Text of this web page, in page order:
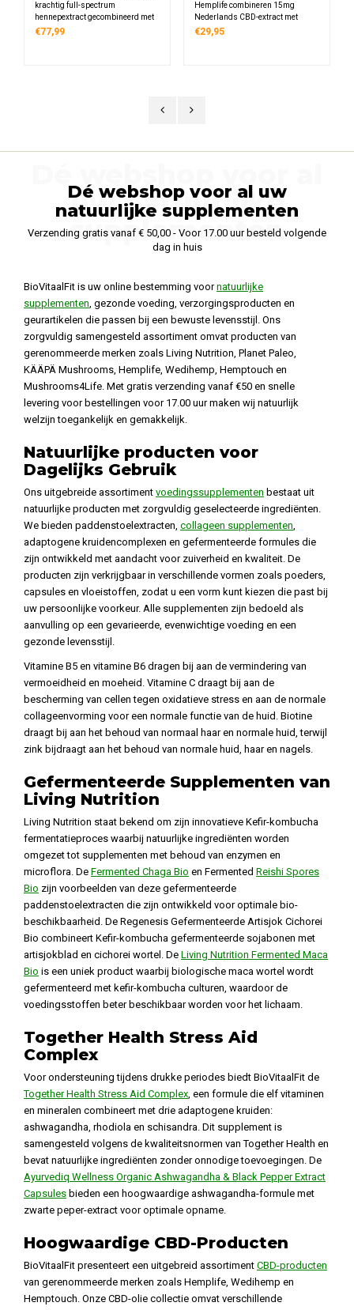
Hemplife combineren 15mg
Nederlands CBD-extract met
0,29mg melatonine per gummie.
€29,95
bevat 100% biologische
hennepzaadolie als draagolie.
Omdat de ruwe (raw)
€58,99
Dé webshop voor al uw
natuurlijke supplementen
uw natuurlijke
supplementen
Verzending gratis vanaf € 50,00 - Voor 17.00 uur besteld volgende
dag in huis
BioVitaalFit is uw online bestemming voornatuurlijke
supplementen, gezonde voeding, verzorgingsproducten en
geurartikelen die passen bij een bewuste levensstijl. Ons
zorgvuldig samengesteld assortiment omvat producten van
gerenommeerde merken zoals Living Nutrition, Planet Paleo,
KÄÄPÄ Mushrooms, Hemplife, Wedihemp, Hemptouch en
Mushrooms4Life. Met gratis verzending vanaf €50 en snelle
levering voor bestellingen voor 17.00 uur maken wij natuurlijk
welzijn toegankelijk en gemakkelijk.
Natuurlijke producten voor
Dagelijks Gebruik
Ons uitgebreide assortiment voedingssupplementen bestaat uit
natuurlijke producten met zorgvuldig geselecteerde ingrediënten.
We bieden paddenstoelextracten, collageen supplementen,
adaptogene kruidencomplexen en gefermenteerde formules die
zijn ontwikkeld met aandacht voor zuiverheid en kwaliteit. De
producten zijn verkrijgbaar in verschillende vormen zoals poeders,
capsules en vloeistoffen, zodat u een vorm kunt kiezen die past bij
uw persoonlijke voorkeur. Alle supplementen zijn bedoeld als
aanvulling op een gevarieerde, evenwichtige voeding en een
gezonde levensstijl.
Vitamine B5 en vitamine B6 dragen bij aan de vermindering van
vermoeidheid en moeheid. Vitamine C draagt bij aan de
bescherming van cellen tegen oxidatieve stress en aan de normale
collageenvorming voor een normale functie van de huid. Biotine
draagt bij aan het behoud van normaal haar en normale huid, terwijl
zink bijdraagt aan het behoud van normale huid, haar en nagels.
Gefermenteerde Supplementen van
Living Nutrition
Living Nutrition staat bekend om zijn innovatieve Kefir-kombucha
fermentatieproces waarbij natuurlijke ingrediënten worden
omgezet tot supplementen met behoud van enzymen en
microflora. De Fermented Chaga Bio en Fermented Reishi Spores
Bio zijn voorbeelden van deze gefermenteerde
paddenstoelextracten die zijn ontwikkeld voor optimale bio-
beschikbaarheid. De Regenesis Gefermenteerde Artisjok Cichorei
Bio combineert Kefir-kombucha gefermenteerde sojabonen met
artisjokblad en cichorei wortel. De Living Nutrition Fermented Maca
Bio is een uniek product waarbij biologische maca wortel wordt
gefermenteerd met kefir-kombucha culturen, waardoor de
voedingsstoffen beter beschikbaar worden voor het lichaam.
Together Health Stress Aid
Complex
Voor ondersteuning tijdens drukke periodes biedt BioVitaalFit de
Together Health Stress Aid Complex, een formule die elf vitaminen
en mineralen combineert met drie adaptogene kruiden:
ashwagandha, rhodiola en schisandra. Dit supplement is
samengesteld volgens de kwaliteitsnormen van Together Health en
bevat natuurlijke ingrediënten zonder onnodige toevoegingen. De
Ayurvediq Wellness Organic Ashwagandha & Black Pepper Extract
Capsules bieden een hoogwaardige ashwagandha-formule met
zwarte peper-extract voor optimale opname.
Hoogwaardige CBD-Producten
BioVitaalFit presenteert een uitgebreid assortiment CBD-producten
van gerenommeerde merken zoals Hemplife, Wedihemp en
Hemptouch. Onze CBD-olie collectie omvat verschillende